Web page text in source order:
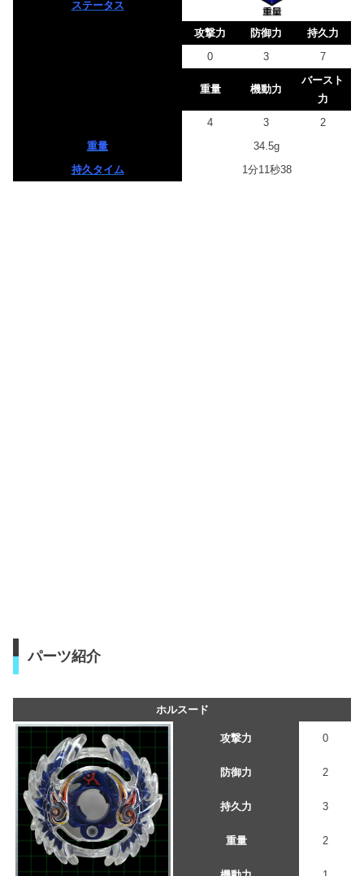
ステータス
攻撃力 防御力
持久力
0
3 7
重量 機動力
バースト
力
4
3
2
重量
34.5g
持久タイム
1分11秒38
パーツ紹介
ホルスード
攻撃力 0
防御力 2
持久力 3
重量 2